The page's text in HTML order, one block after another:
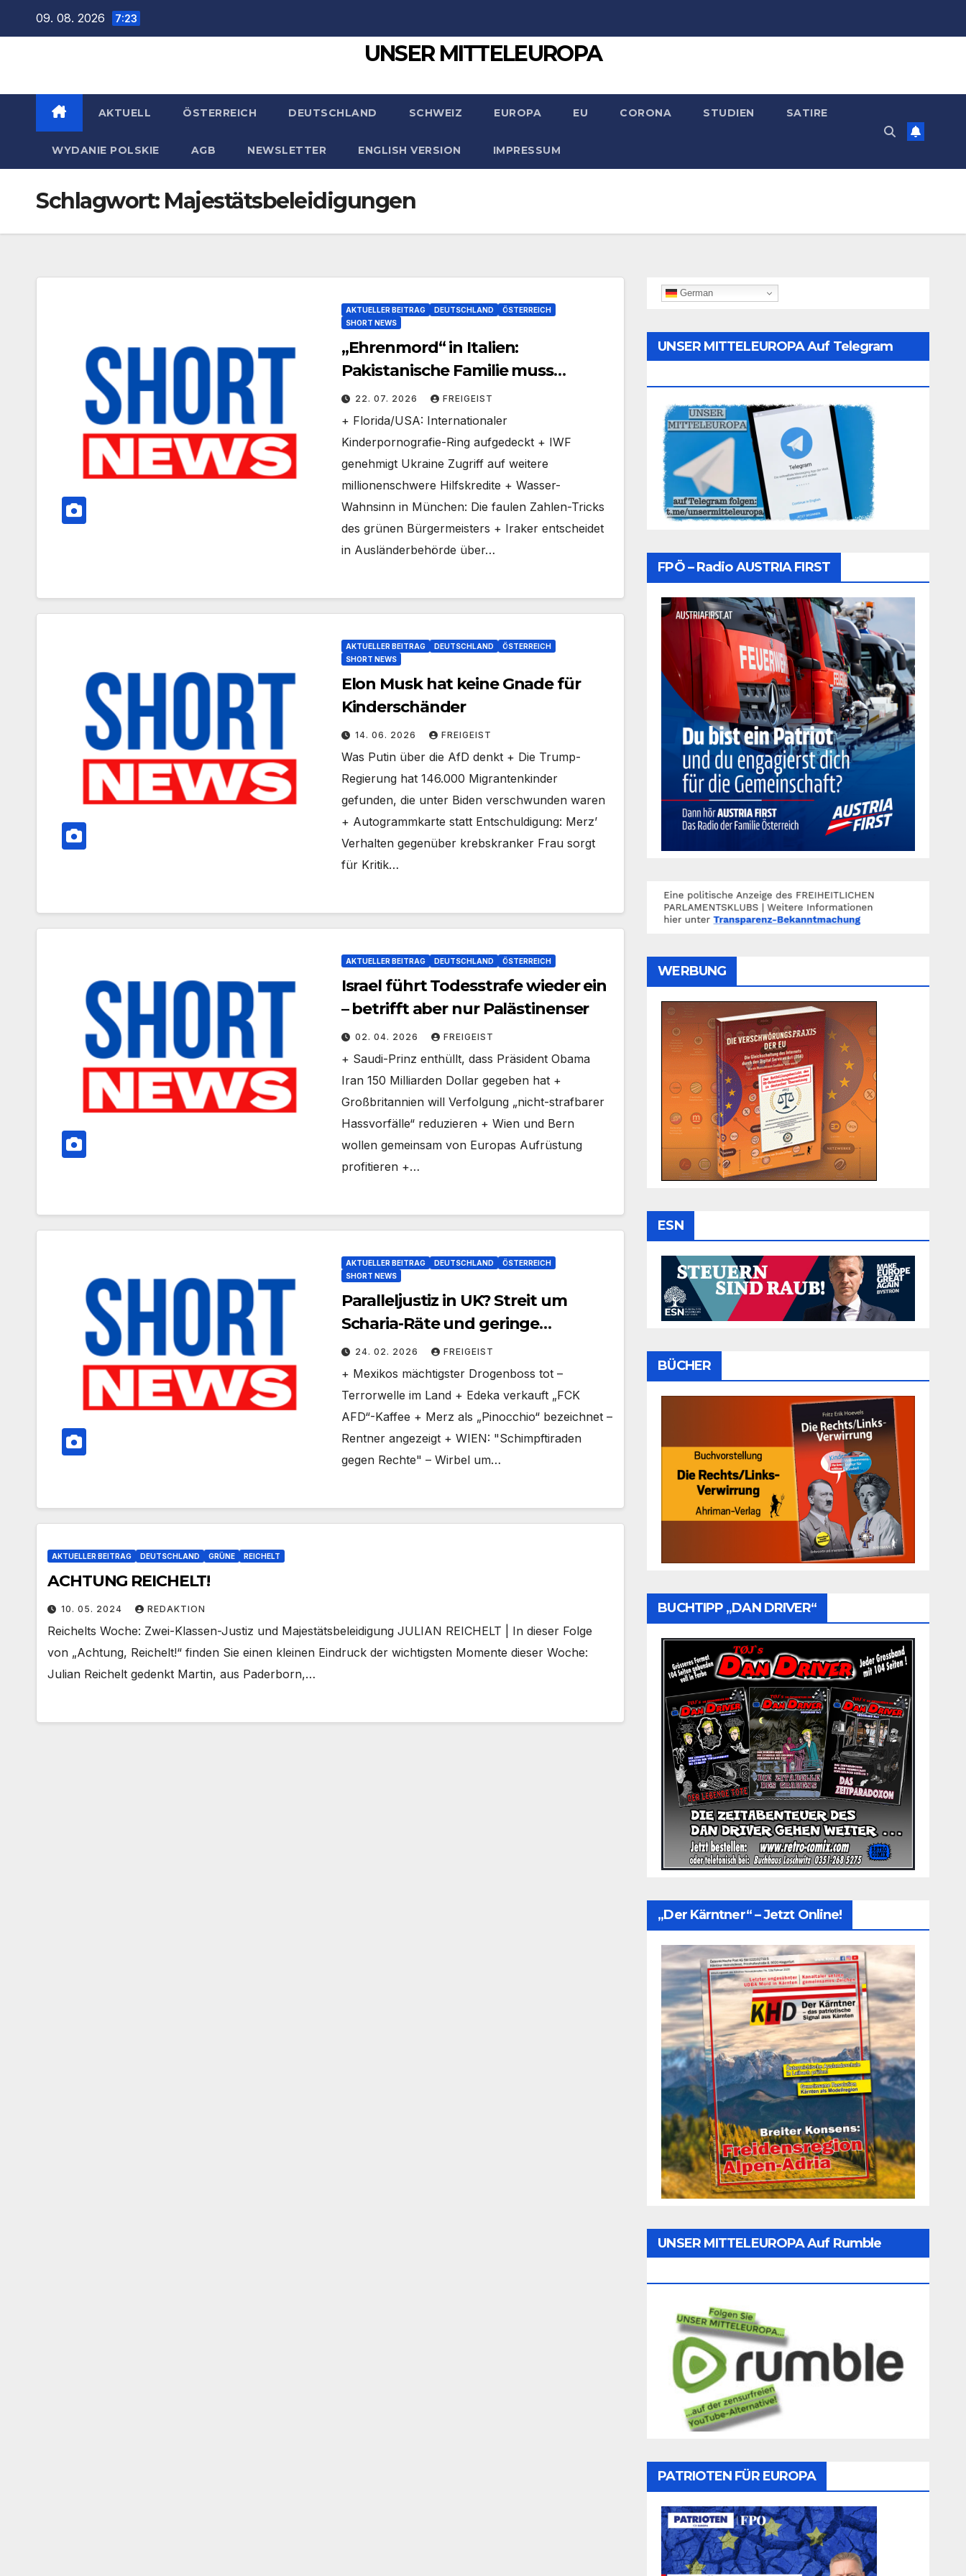
09. 08. 2026 7:23
UNSER MITTELEUROPA
AKTUELL ÖSTERREICH DEUTSCHLAND SCHWEIZ EUROPA EU CORONA STUDIEN SATIRE
WYDANIE POLSKIE AGB NEWSLETTER ENGLISH VERSION IMPRESSUM
Schlagwort: Majestätsbeleidigungen
AKTUELLER BEITRAG DEUTSCHLAND
ÖSTERREICH
SHORT NEWS
„Ehrenmord“ in Italien:
Pakistanische Familie muss
lebenslang hinter Gitter
22. 07. 2026 FREIGEIST
+ Florida/USA: Internationaler
Kinderpornografie-Ring aufgedeckt + IWF
genehmigt Ukraine Zugriff auf weitere
millionenschwere Hilfskredite + Wasser-
Wahnsinn in München: Die faulen Zahlen-Tricks
des grünen Bürgermeisters + Iraker entscheidet
in Ausländerbehörde über…
AKTUELLER BEITRAG DEUTSCHLAND
ÖSTERREICH
SHORT NEWS
Elon Musk hat keine Gnade für
Kinderschänder
14. 06. 2026 FREIGEIST
Was Putin über die AfD denkt + Die Trump-
Regierung hat 146.000 Migrantenkinder
gefunden, die unter Biden verschwunden waren
+ Autogrammkarte statt Entschuldigung: Merz’
Verhalten gegenüber krebskranker Frau sorgt
für Kritik…
AKTUELLER BEITRAG DEUTSCHLAND ÖSTERREICH
Israel führt Todesstrafe wieder ein
– betrifft aber nur Palästinenser
02. 04. 2026 FREIGEIST
+ Saudi-Prinz enthüllt, dass Präsident Obama
Iran 150 Milliarden Dollar gegeben hat +
Großbritannien will Verfolgung „nicht-strafbarer
Hassvorfälle“ reduzieren + Wien und Bern
wollen gemeinsam von Europas Aufrüstung
profitieren +…
AKTUELLER BEITRAG DEUTSCHLAND
ÖSTERREICH
SHORT NEWS
Paralleljustiz in UK? Streit um
Scharia-Räte und geringe
Anklagequote
24. 02. 2026 FREIGEIST
+ Mexikos mächtigster Drogenboss tot –
Terrorwelle im Land + Edeka verkauft „FCK
AFD“-Kaffee + Merz als „Pinocchio“ bezeichnet –
Rentner angezeigt + WIEN: "Schimpftiraden
gegen Rechte" – Wirbel um…
AKTUELLER BEITRAG DEUTSCHLAND GRÜNE REICHELT
ACHTUNG REICHELT!
10. 05. 2024 REDAKTION
Reichelts Woche: Zwei-Klassen-Justiz und Majestätsbeleidigung JULIAN REICHELT | In dieser Folge
von „Achtung, Reichelt!“ finden Sie einen kleinen Eindruck der wichtigsten Momente dieser Woche:
Julian Reichelt gedenkt Martin, aus Paderborn,…
German
UNSER MITTELEUROPA Auf Telegram
FPÖ – Radio AUSTRIA FIRST
WERBUNG
ESN
BÜCHER
BUCHTIPP „DAN DRIVER“
„Der Kärntner“ – Jetzt Online!
UNSER MITTELEUROPA Auf Rumble
PATRIOTEN FÜR EUROPA